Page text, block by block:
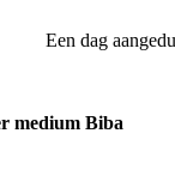
Een dag
medium Biba